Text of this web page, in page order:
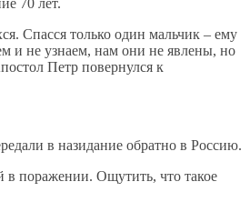
70 лет.
Спасся только один мальчик – ему
и не узнаем, нам они не явлены, но
Петр повернулся к
в назидание обратно в Россию.
в поражении. Ощутить, что такое